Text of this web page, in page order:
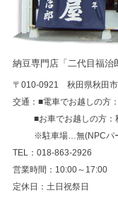
納豆専門店「二代目福治
〒010-0921 秋田県秋田
交通：■電車でお越しの方
■お車でお越しの方：
※駐車場…無(NPCパ
TEL：018-863-2926
営業時間：10:00～17:00
定休日：土日祝祭日